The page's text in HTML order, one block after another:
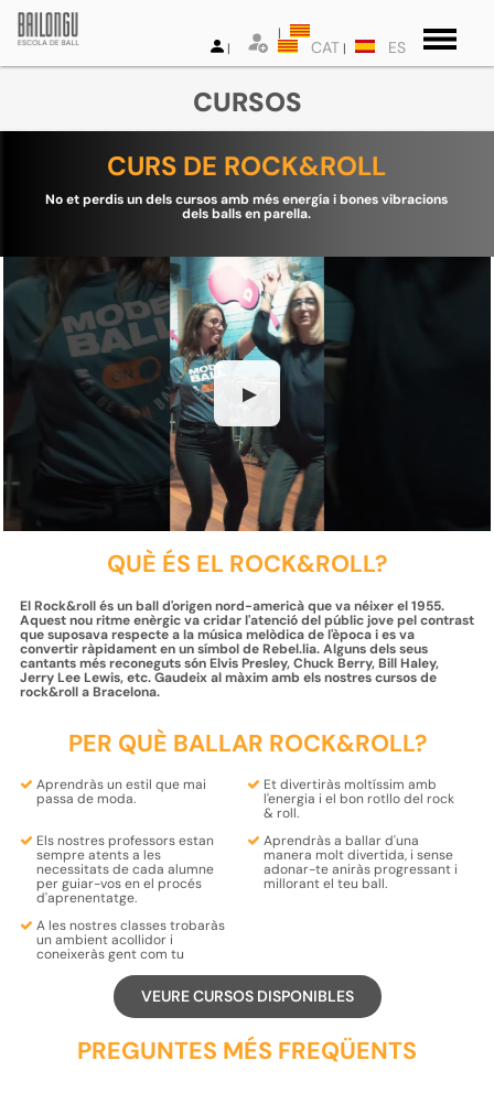
CAT ES
CURSOS
CURS DE ROCK&ROLL
No et perdis un dels cursos amb més energía i bones vibracions
dels balls en parella.
▶
QUÈ ÉS EL ROCK&ROLL?
El Rock&roll és un ball d'origen nord-americà que va néixer el 1955.
Aquest nou ritme enèrgic va cridar l'atenció del públic jove pel contrast
que suposava respecte a la música melòdica de l'època i es va
convertir ràpidament en un símbol de Rebel.lia. Alguns dels seus
cantants més reconeguts són Elvis Presley, Chuck Berry, Bill Haley,
Jerry Lee Lewis, etc. Gaudeix al màxim amb els nostres cursos de
rock&roll a Bracelona.
PER QUÈ BALLAR ROCK&ROLL?
Aprendràs unestil que mai
passa demoda.
Et divertiràs moltíssim amb
l'energia i el bon rotllodel rock
& roll.
Els nostresprofessorsestan
sempreatentsa les
necessitats de cada alumne
perguiar-vos en el procés
d'aprenentatge.
Aprendràs a ballar d'una
manera molt divertida, i sense
adonar-te aniràs progressant i
millorant el teu ball.
A les nostres classes trobaràs
unambient acollidor i
coneixeràs gent com tu
VEURE CURSOS DISPONIBLES
PREGUNTES MÉS FREQÜENTS